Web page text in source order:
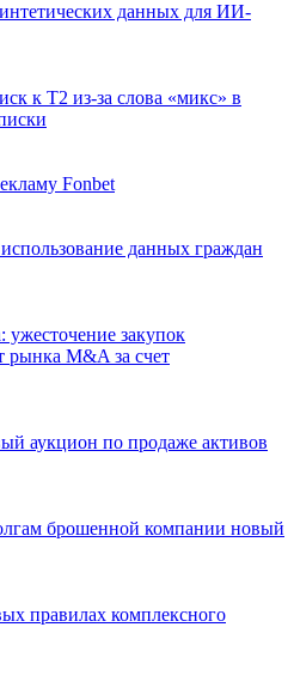
данных для ИИ-
к Т2 из-за слова «микс» в
Fonbet
данных граждан
ужесточение закупок
рынка M&A за счет
аукцион по продаже активов
брошенной компании новый
правилах комплексного